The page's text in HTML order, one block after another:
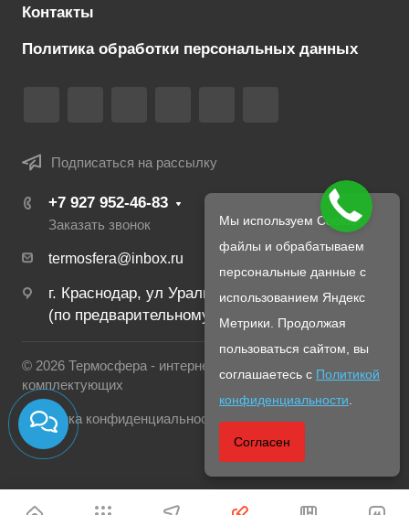
Контакты
Политика обработки персональных данных
Подписаться на рассылку
+7 927 952-46-83
Заказать звонок
termosfera@inbox.ru
г. Краснодар, ул Уральская, 134Б
(по предварительному созвону с менеджером)
© 2026 Термосфера - интернет магазин печей и
комплектующих
Политика конфиденциальности
Мы используем Cookie-
файлы и обрабатываем
персональные данные с
использованием Яндекс
Метрики. Продолжая
пользоваться сайтом, вы
соглашаетесь с Политикой
конфиденциальности
Согласен